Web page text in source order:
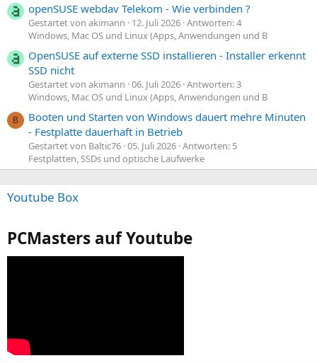
openSUSE webdav Telekom - Wie verbinden ?
Gestartet von akimann 12. Juli 2026 Antworten: 4
Windows, Mac OS und Linux (Apps, Anwendungen und B
OpenSUSE auf externe SSD installieren - Installer erkennt
SSD nicht
Gestartet von akimann 06. Juli 2026 Antworten: 3
Windows, Mac OS und Linux (Apps, Anwendungen und B
B
Booten und Starten von Windows dauert mehre Minuten
- Festplatte dauerhaft in Betrieb
Gestartet von Baltic76 05. Juli 2026 Antworten: 5
Festplatten, SSDs und optische Laufwerke
Youtube Box
PCMasters auf Youtube